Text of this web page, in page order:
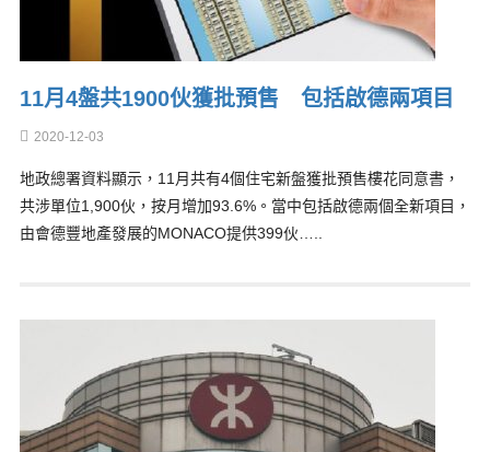
11月4盤共1900伙獲批預售 包括啟德兩項目
2020-12-03
地政總署資料顯示，11月共有4個住宅新盤獲批預售樓花同意書，
共涉單位1,900伙，按月增加93.6%。當中包括啟德兩個全新項目，
由會德豐地產發展的MONACO提供399伙…..